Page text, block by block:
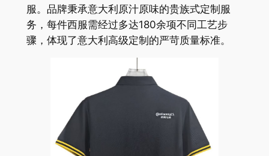
服。品牌秉承意大利原汁原味的贵族式定制服
务，每件西服需经过多达180余项不同工艺步
骤，体现了意大利高级定制的严苛质量标准。